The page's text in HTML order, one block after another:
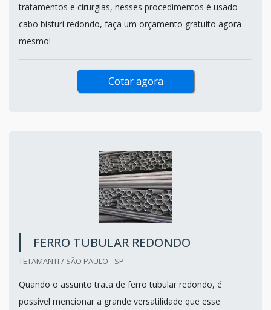
tratamentos e cirurgias, nesses procedimentos é usado
cabo bisturi redondo, faça um orçamento gratuito agora
mesmo!
Cotar agora
FERRO TUBULAR REDONDO
TETAMANTI / SÃO PAULO - SP
Quando o assunto trata de ferro tubular redondo, é
possível mencionar a grande versatilidade que esse